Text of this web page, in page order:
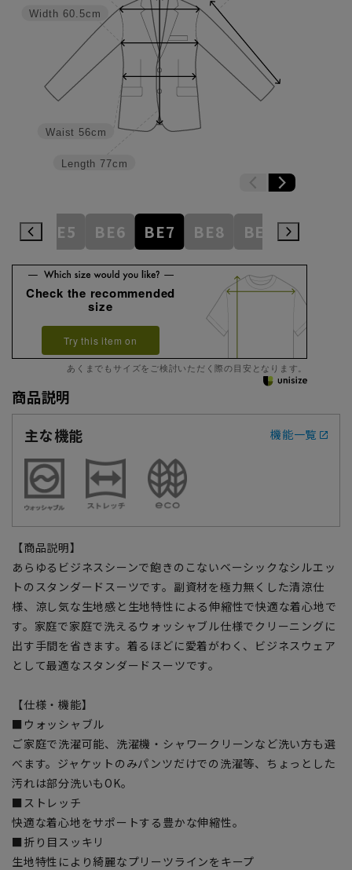
Length 77cm
Waist 56cm
Width 60.5cm
BE5 BE6 BE7 BE8 BE9 BE10
Check the recommended
size
Try this item on
あくまでもサイズをご検討いただく際の目安となります。
商品説明
主な機能
機能一覧
【商品説明】
あらゆるビジネスシーンで飽きのこないベーシックなシルエッ
トのスタンダードスーツです。副資材を極力無くした清涼仕
様、涼し気な生地感と生地特性による伸縮性で快適な着心地で
す。家庭で家庭で洗えるウォッシャブル仕様でクリーニングに
出す手間を省きます。着るほどに愛着がわく、ビジネスウェア
として最適なスタンダードスーツです。
【仕様・機能】
■ウォッシャブル
ご家庭で洗濯可能、洗濯機・シャワークリーンなど洗い方も選
べます。ジャケットのみパンツだけでの洗濯等、ちょっとした
汚れは部分洗いもOK。
■ストレッチ
快適な着心地をサポートする豊かな伸縮性。
■折り目スッキリ
生地特性により綺麗なプリーツラインをキープ